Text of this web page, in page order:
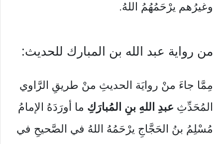
وغيرُهم يرْحَمُهُمُ اللهُ.
من رواية عبد الله بن المبارك للحديث:
مِمَّا جاءَ منْ روايَة الحديثِ منْ طريقِ الرَّاوي
المُحَدِّثِ عبدِ اللهِ بنِ المُبارَكِ ما أورَدَهُ الإمامُ
مُسْلِمُ بنُ الحَجَّاجِ يرْحَمُهُ اللهُ في الصَّحيحِ في